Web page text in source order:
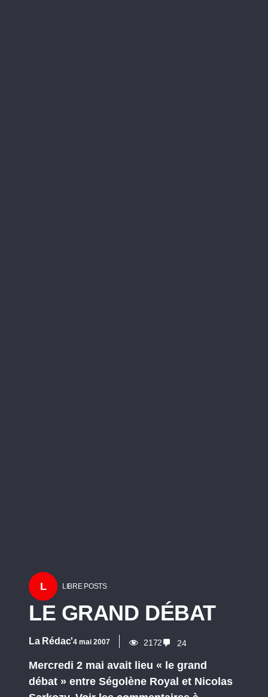
L LIBRE POSTS
LE GRAND DÉBAT
La Rédac'4 mai 2007 2172 24
Mercredi 2 mai avait lieu « le grand
débat » entre Ségolène Royal et Nicolas